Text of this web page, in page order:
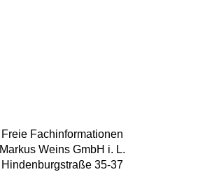
Freie Fachinformationen
Markus Weins GmbH i. L.
Hindenburgstraße 35-37